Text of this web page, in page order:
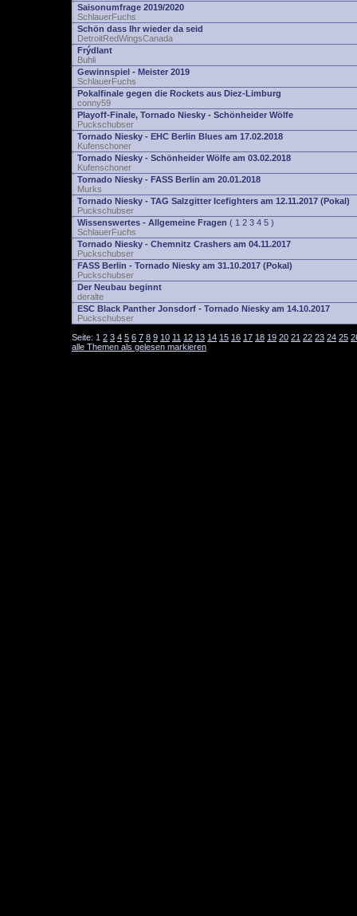
Saisonumfrage 2019/2020
SchlauerFuchs
Schön dass Ihr wieder da seid
DetroitRedWingsCanada
Frýdlant
Buhli
Gewinnspiel - Meister 2019
SchlauerFuchs
Pokalfinale gegen die Rockets aus Diez-Limburg
conny59
Playoff-Finale, Tornado Niesky - Schönheider Wölfe
Puckschubser
Tornado Niesky - EHC Berlin Blues am 17.02.2018
Kufenschoner
Tornado Niesky - Schönheider Wölfe am 03.02.2018
Kufenschoner
Tornado Niesky - FASS Berlin am 20.01.2018
Murks
Tornado Niesky - TAG Salzgitter Icefighters am 12.11.2017 (Pokal)
Puckschubser
Wissenswertes - Allgemeine Fragen ( 1 2 3 4 5 )
SchlauerFuchs
Tornado Niesky - Chemnitz Crashers am 04.11.2017
Puckschubser
FASS Berlin - Tornado Niesky am 31.10.2017 (Pokal)
Puckschubser
Der Neubau beginnt
deralte
ESC Black Panther Jonsdorf - Tornado Niesky am 14.10.2017
Puckschubser
Seite: 1 2 3 4 5 6 7 8 9 10 11 12 13 14 15 16 17 18 19 20 21 22 23 24 25
alle Themen als gelesen markieren